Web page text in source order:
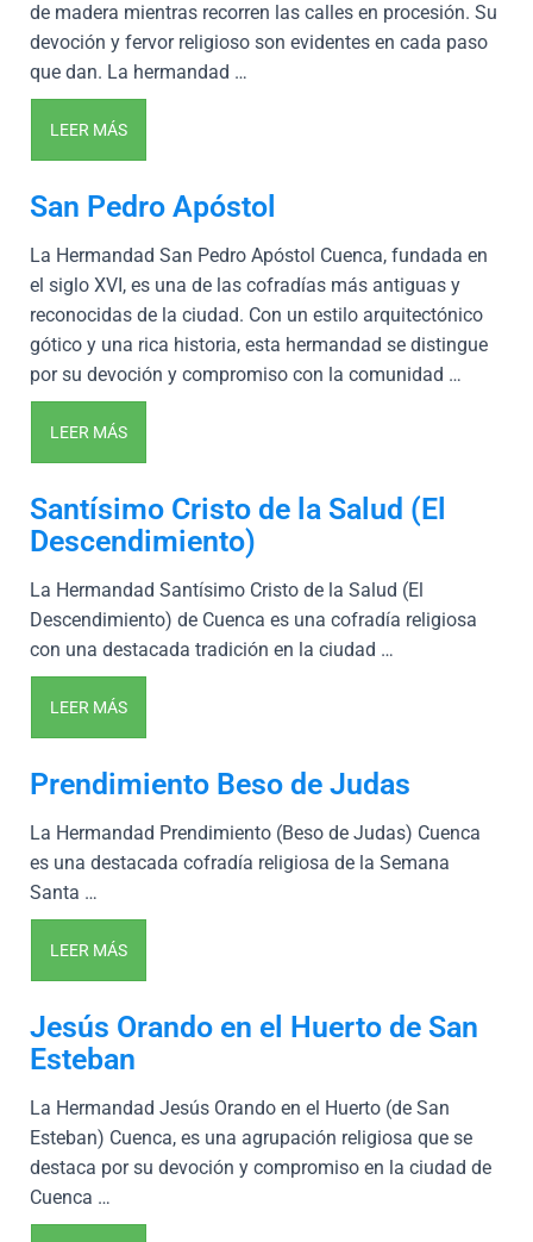
de madera mientras recorren las calles en procesión. Su
devoción y fervor religioso son evidentes en cada paso
que dan. La hermandad …
LEER MÁS
San Pedro Apóstol
La Hermandad San Pedro Apóstol Cuenca, fundada en
el siglo XVI, es una de las cofradías más antiguas y
reconocidas de la ciudad. Con un estilo arquitectónico
gótico y una rica historia, esta hermandad se distingue
por su devoción y compromiso con la comunidad …
LEER MÁS
Santísimo Cristo de la Salud (El
Descendimiento)
La Hermandad Santísimo Cristo de la Salud (El
Descendimiento) de Cuenca es una cofradía religiosa
con una destacada tradición en la ciudad …
LEER MÁS
Prendimiento Beso de Judas
La Hermandad Prendimiento (Beso de Judas) Cuenca
es una destacada cofradía religiosa de la Semana
Santa …
LEER MÁS
Jesús Orando en el Huerto de San
Esteban
La Hermandad Jesús Orando en el Huerto (de San
Esteban) Cuenca, es una agrupación religiosa que se
destaca por su devoción y compromiso en la ciudad de
Cuenca …